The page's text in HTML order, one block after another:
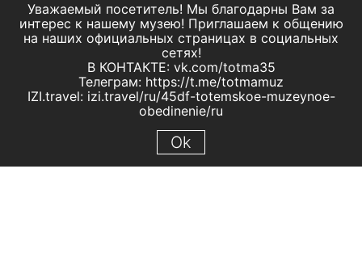
Уважаемый посетитель! Мы благодарны Вам за
интерес к нашему музею! Приглашаем к общению
на наших официальных страницах в социальных
сетях!
В КОНТАКТЕ: vk.com/totma35
Телеграм: https://t.me/totmamuz
IZI.travel: izi.travel/ru/45df-totemskoe-muzeynoe-
obedinenie/ru
Ok